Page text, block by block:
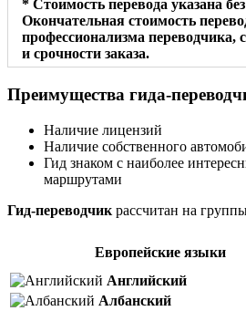
* Стоимость перевода указана
Окончательная стоимость
профессионализма переводчика,
и срочности заказа.
Преимущества гида-
Наличие лицензий
Наличие собственного
Гид знаком с наиболее
маршрутами
Гид-переводчик расcчитан на
Европейские языки
Английский
Албанский